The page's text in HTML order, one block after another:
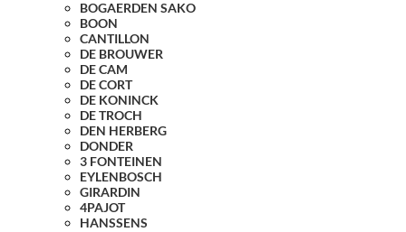
BOGAERDEN SAKO
BOON
CANTILLON
DE BROUWER
DE CAM
DE CORT
DE KONINCK
DE TROCH
DEN HERBERG
DONDER
3 FONTEINEN
EYLENBOSCH
GIRARDIN
4PAJOT
HANSSENS